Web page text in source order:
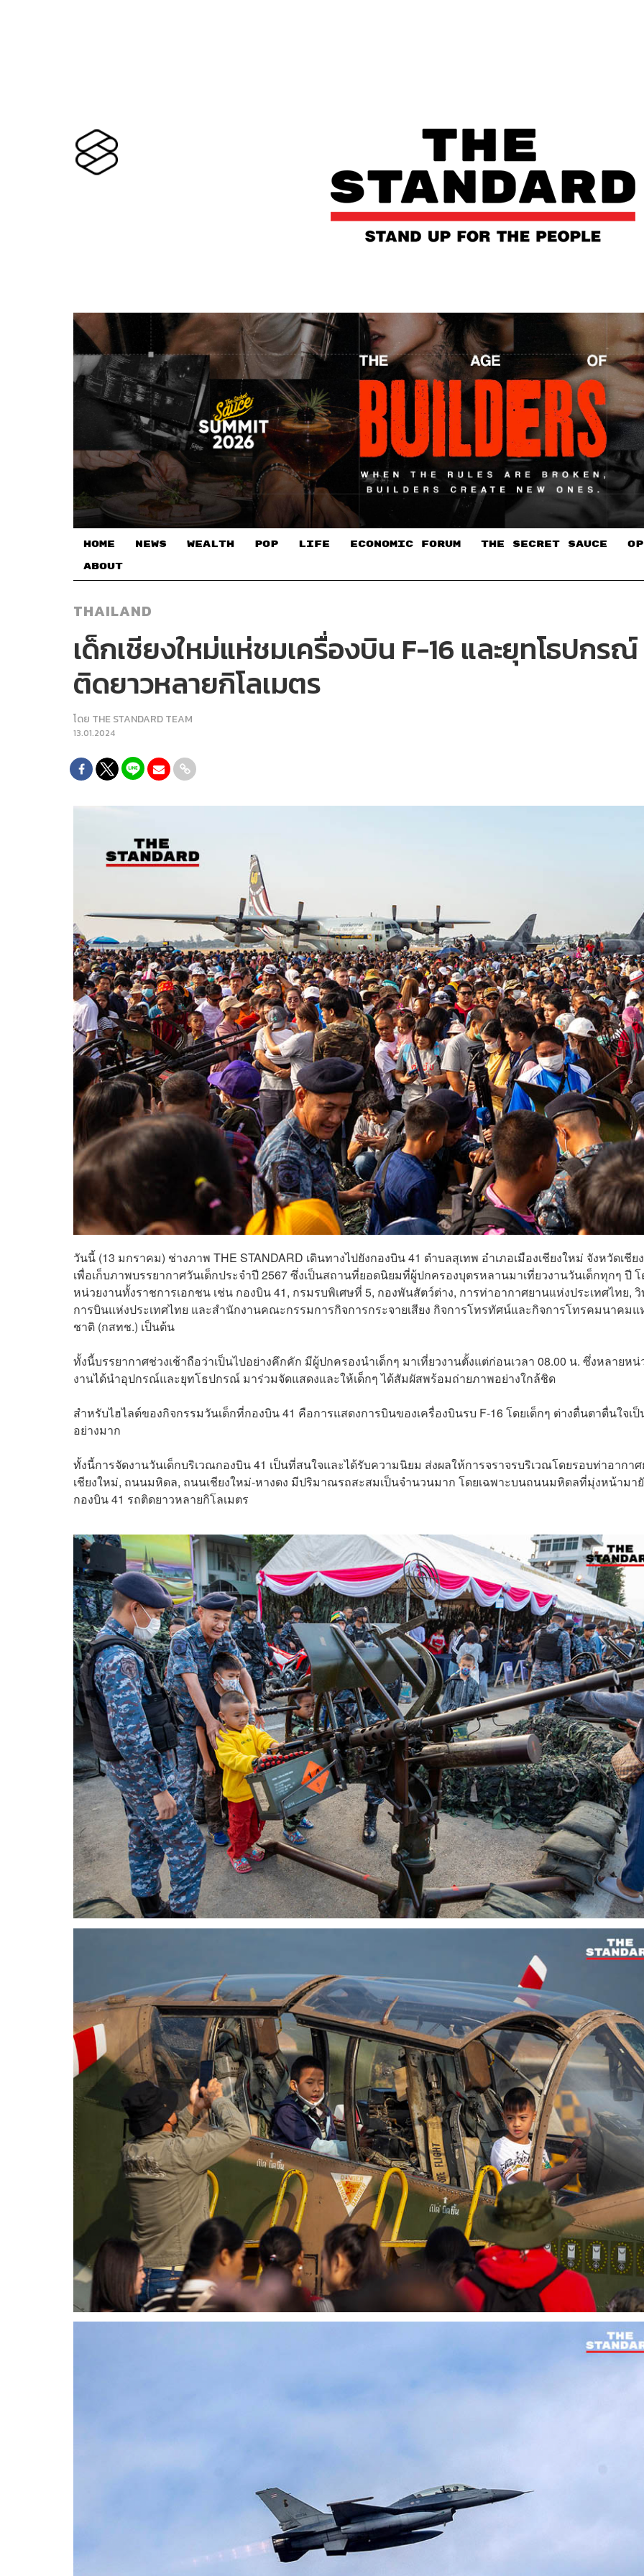
HOME NEWS WEALTH POP LIFE ECONOMIC FORUM THE SECRET SAUCE​
ABOUT
THAILAND
เด็กเชียงใหม่แห่ชมเครื่องบิน F-16 และยุทโธปกร
ติดยาวหลายกิโลเมตร
โดย THE STANDARD TEAM
13.01.2024
วันนี้ (13 มกราคม) ช่างภาพ THE STANDARD เดินทางไปยังกองบิน 41 ตำบลสุเทพ อำเภอเมืองเชียงใหม่ จังหวัดเชีย
เพื่อเก็บภาพบรรยากาศวันเด็กประจำปี 2567 ซึ่งเป็นสถานที่ยอดนิยมที่ผู้ปกครองบุตรหลานมาเที่ยวงานวันเด็กทุกๆ ปี
หน่วยงานทั้งราชการเอกชน เช่น กองบิน 41, กรมรบพิเศษที่ 5, กองพันสัตว์ต่าง, การท่าอากาศยานแห่งประเทศไทย,
การบินแห่งประเทศไทย และสำนักงานคณะกรรมการกิจการกระจายเสียง กิจการโทรทัศน์และกิจการโทรคมนาคมแ
ชาติ (กสทช.) เป็นต้น
ทั้งนี้บรรยากาศช่วงเช้าถือว่าเป็นไปอย่างคึกคัก มีผู้ปกครองนำเด็กๆ มาเที่ยวงานตั้งแต่ก่อนเวลา 08.00 น. ซึ่งหลายหน่
งานได้นำอุปกรณ์และยุทโธปกรณ์ มาร่วมจัดแสดงและให้เด็กๆ ได้สัมผัสพร้อมถ่ายภาพอย่างใกล้ชิด
สำหรับไฮไลต์ของกิจกรรมวันเด็กที่กองบิน 41 คือการแสดงการบินของเครื่องบินรบ F-16 โดยเด็กๆ ต่างตื่นตาตื่นใจเป็
อย่างมาก
ทั้งนี้การจัดงานวันเด็กบริเวณกองบิน 41 เป็นที่สนใจและได้รับความนิยม ส่งผลให้การจราจรบริเวณโดยรอบท่าอากา
เชียงใหม่, ถนนมหิดล, ถนนเชียงใหม่-หางดง มีปริมาณรถสะสมเป็นจำนวนมาก โดยเฉพาะบนถนนมหิดลที่มุ่งหน้ามา
กองบิน 41 รถติดยาวหลายกิโลเมตร